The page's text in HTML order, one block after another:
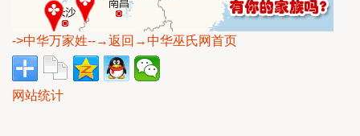
->中华万家姓--→返回→中华巫氏网首页
网站统计